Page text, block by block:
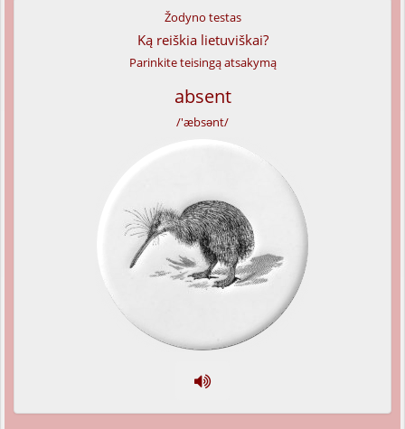
Žodyno testas
Ką reiškia lietuviškai?
Parinkite teisingą atsakymą
absent
/'æbsənt/